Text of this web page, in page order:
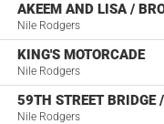
AKEEM AND LISA /
Nile Rodgers
KING'S MOTORCADE
Nile Rodgers
59TH STREET BRIDGE
Nile Rodgers